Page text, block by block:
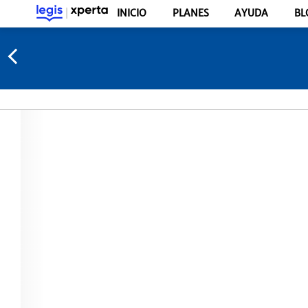
INICIO PLANES AYUDA